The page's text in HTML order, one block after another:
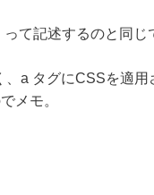
て記述するのと同じ
a タグにCSSを適
メモ。